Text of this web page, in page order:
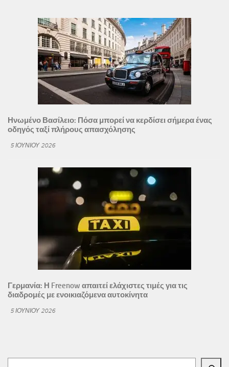
Ηνωμένο Βασίλειο: Πόσα μπορεί να κερδίσει σήμερα ένας
οδηγός ταξί πλήρους απασχόλησης
5 ΙΟΥΝΊΟΥ 2026
Γερμανία: Η Freenow απαιτεί ελάχιστες τιμές για τις
διαδρομές με ενοικιαζόμενα αυτοκίνητα
5 ΙΟΥΝΊΟΥ 2026